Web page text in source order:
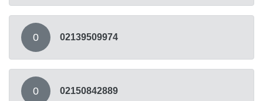
0 02139509974
0 02150842889